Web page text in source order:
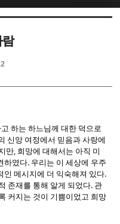
하는 하느님께 대한 덕으로
신앙 여정에서 믿음과 사랑에
만, 희망에 대해서는 아직 미
하였다. 우리는 이 세상에 우주
인 메시지에 더 익숙해져 있다.
존재를 통해 알게 되었다. 관
커지는 것이 기쁨이었고 희망
5
북5
5
북5